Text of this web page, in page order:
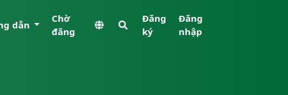
dẫn
Chờ
đăng
Đăng
ký
Đăng
nhập